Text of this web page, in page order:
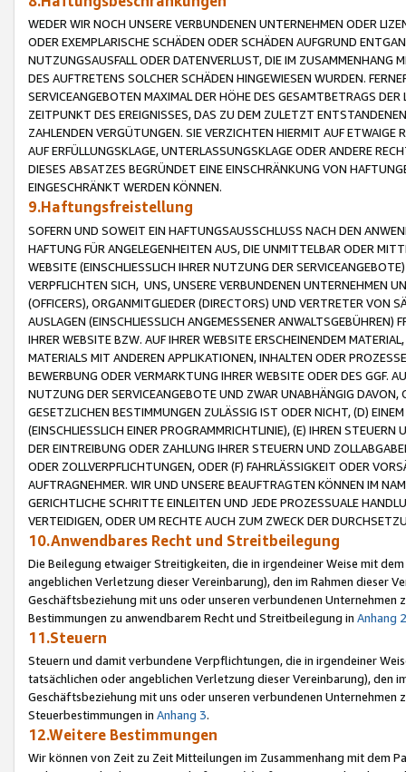
WEDER WIR NOCH UNSERE VERBUNDENEN UNTERNEHMEN ODER
ODER EXEMPLARISCHE SCHÄDEN ODER SCHÄDEN AUFGRUND
NUTZUNGSAUSFALL ODER DATENVERLUST, DIE IM ZUSAMMENHANG
DES AUFTRETENS SOLCHER SCHÄDEN HINGEWIESEN WURDEN.
SERVICEANGEBOTEN MAXIMAL DER HÖHE DES GESAMTBETRAGS
ZEITPUNKT DES EREIGNISSES, DAS ZU DEM ZULETZT
ZAHLENDEN VERGÜTUNGEN. SIE VERZICHTEN HIERMIT AUF
AUF ERFÜLLUNGSKLAGE, UNTERLASSUNGSKLAGE ODER ANDERE
DIESES ABSATZES BEGRÜNDET EINE EINSCHRÄNKUNG VON
EINGESCHRÄNKT WERDEN KÖNNEN.
9.Haftungsfreistellung
SOFERN UND SOWEIT EIN HAFTUNGSAUSSCHLUSS NACH DEN
HAFTUNG FÜR ANGELEGENHEITEN AUS, DIE UNMITTELBAR ODER
WEBSITE (EINSCHLIESSLICH IHRER NUTZUNG DER
VERPFLICHTEN SICH, UNS, UNSERE VERBUNDENEN UNTERNEHMEN
(OFFICERS), ORGANMITGLIEDER (DIRECTORS) UND VERTRETER VON
AUSLAGEN (EINSCHLIESSLICH ANGEMESSENER
IHRER WEBSITE BZW. AUF IHRER WEBSITE ERSCHEINENDEM
MATERIALS MIT ANDEREN APPLIKATIONEN, INHALTEN ODER
BEWERBUNG ODER VERMARKTUNG IHRER WEBSITE ODER DES GGF.
NUTZUNG DER SERVICEANGEBOTE UND ZWAR UNABHÄNGIG
GESETZLICHEN BESTIMMUNGEN ZULÄSSIG IST ODER NICHT, (D)
(EINSCHLIESSLICH EINER PROGRAMMRICHTLINIE), (E) IHREN
DER EINTREIBUNG ODER ZAHLUNG IHRER STEUERN UND
ODER ZOLLVERPFLICHTUNGEN, ODER (F) FAHRLÄSSIGKEIT ODER
AUFTRAGNEHMER. WIR UND UNSERE BEAUFTRAGTEN KÖNNEN IM
GERICHTLICHE SCHRITTE EINLEITEN UND JEDE PROZESSUALE
VERTEIDIGEN, ODER UM RECHTE AUCH ZUM ZWECK DER
10.Anwendbares Recht und Streitbeilegung
Die Beilegung etwaiger Streitigkeiten, die in irgendeiner Weise mit
angeblichen Verletzung dieser Vereinbarung), den im Rahmen dieser
Geschäftsbeziehung mit uns oder unseren verbundenen
Bestimmungen zu anwendbarem Recht und Streitbeilegung in Anhang 2
11.Steuern
Steuern und damit verbundene Verpflichtungen, die in irgendeiner
tatsächlichen oder angeblichen Verletzung dieser Vereinbarung), den
Geschäftsbeziehung mit uns oder unseren verbundenen
Steuerbestimmungen in Anhang 3.
12.Weitere Bestimmungen
Wir können von Zeit zu Zeit Mitteilungen im Zusammenhang mit dem